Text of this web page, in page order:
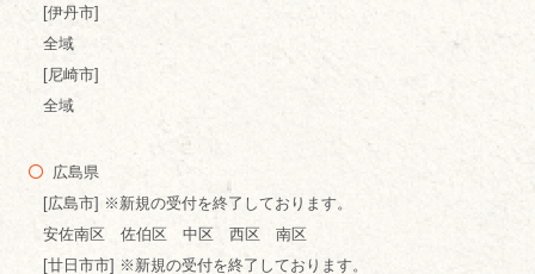
[伊丹市]
全域
[尼崎市]
全域
広島県
[広島市] ※新規の受付を終了しております。
安佐南区 佐伯区 中区 西区 南区
[廿日市市] ※新規の受付を終了しております。